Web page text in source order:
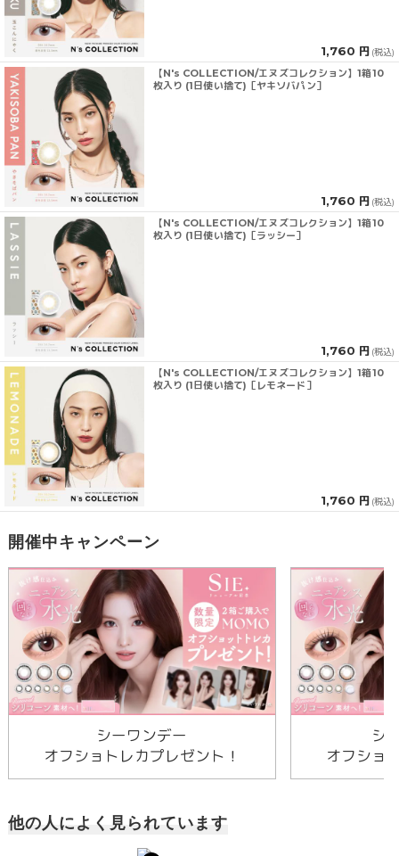
1,760 円 (税込)
【N's COLLECTION/エヌズコレクション】1箱10
枚入り (1日使い捨て)［ヤキソバパン］
1,760 円 (税込)
【N's COLLECTION/エヌズコレクション】1箱10
枚入り (1日使い捨て)［ラッシー］
1,760 円 (税込)
【N's COLLECTION/エヌズコレクション】1箱10
枚入り (1日使い捨て)［レモネード］
1,760 円 (税込)
開催中キャンペーン
シーワンデー
オフショトレカプレゼント！
シ
オフショ
他の人によく見られています